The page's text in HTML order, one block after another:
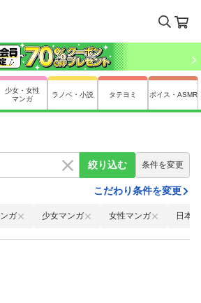
少女・女性
マンガ
ラノベ・小説 タテヨミ ボイス・ASMR
絞り込む 条件を変更
こだわり条件を変更
ガ 少女マンガ 女性マンガ 日本語